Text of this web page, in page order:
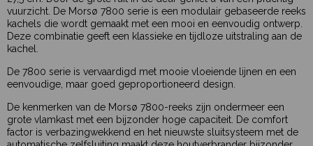
vuurzicht. De Morsø 7800 serie is een modulair gebaseerde reeks
kachels die wordt gemaakt met een mooi en eenvoudig ontwerp.
Deze combinatie geeft een klassieke en tijdloze uitstraling aan de
kachel.
De 7800 serie is vervaardigd met mooie vloeiende lijnen en een
eenvoudige, maar goed geproportioneerd design.
De kenmerken van de Morsø 7800-reeks zijn ondermeer een
grote vlamkast met een bijzonder hoge capaciteit. De comfort
factor is verbazingwekkend en het nieuwste sluitsysteem met de